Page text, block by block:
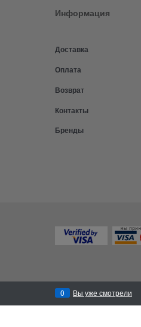
Информация
Доставка
Оплата
Возврат
Контакты
Бренды
0 Вы уже смотрели